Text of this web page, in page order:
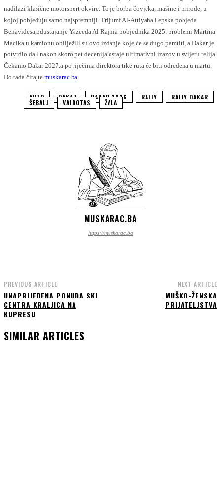
nadilazi klasične motorsport okvire. To je borba čovjeka, mašine i prirode, u
kojoj pobjeđuju samo najspremniji. Trijumf Al-Attiyaha i epska pobjeda
Benavidesa,odustajanje Yazeeda Al Rajhia pobjednika 2025. problemi Martina
Macika u kamionu obilježili su ovo izdanje koje će se dugo pamtiti, a Dakar je
potvrdio da i nakon skoro pet decenija ostaje ultimativni izazov u svijetu relija.
Čekamo Dakar 2027.a po riječima direktora trke ruta će biti određena u martu.
Do tada čitajte muskarac.ba.
AUTO DAKAR DAKAR 2026 RALLY RALLY DAKAR
ŠEBALJ VAIDOTAS ŽALA
MUSKARAC.BA
https://muskarac.ba
PREVIOUS ARTICLE
UNAPRIJEĐENA PONUDA SKI
CENTRA KRALJICA NA
KUPRESU
NEXT ARTICLE
MUŠKO-ŽENSKA
PRIJATELJSTVA
SIMILAR ARTICLES